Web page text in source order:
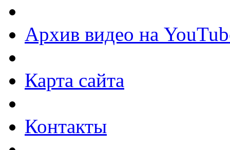
Архив видео на
Карта сайта
Контакты